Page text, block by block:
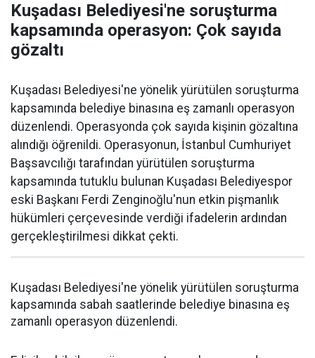
Kuşadası Belediyesi'ne soruşturma
kapsamında operasyon: Çok sayıda
gözaltı
Kuşadası Belediyesi'ne yönelik yürütülen soruşturma
kapsamında belediye binasına eş zamanlı operasyon
düzenlendi. Operasyonda çok sayıda kişinin gözaltına
alındığı öğrenildi. Operasyonun, İstanbul Cumhuriyet
Başsavcılığı tarafından yürütülen soruşturma
kapsamında tutuklu bulunan Kuşadası Belediyespor
eski Başkanı Ferdi Zenginoğlu'nun etkin pişmanlık
hükümleri çerçevesinde verdiği ifadelerin ardından
gerçekleştirilmesi dikkat çekti.
Kuşadası Belediyesi'ne yönelik yürütülen soruşturma
kapsamında sabah saatlerinde belediye binasına eş
zamanlı operasyon düzenlendi.